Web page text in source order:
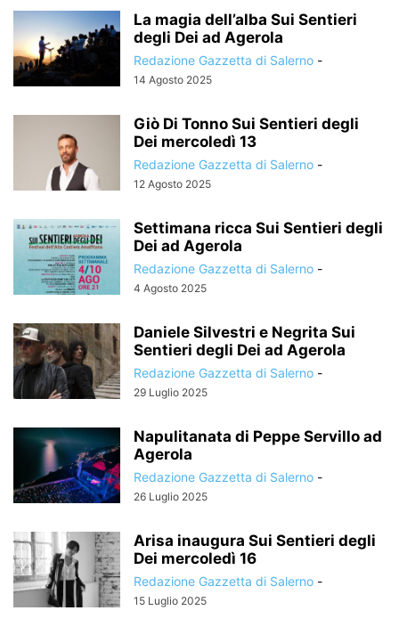
La magia dell’alba Sui Sentieri
degli Dei ad Agerola
Redazione Gazzetta di Salerno -
14 Agosto 2025
Giò Di Tonno Sui Sentieri degli
Dei mercoledì 13
Redazione Gazzetta di Salerno -
12 Agosto 2025
Settimana ricca Sui Sentieri degli
Dei ad Agerola
Redazione Gazzetta di Salerno -
4 Agosto 2025
Daniele Silvestri e Negrita Sui
Sentieri degli Dei ad Agerola
Redazione Gazzetta di Salerno -
29 Luglio 2025
Napulitanata di Peppe Servillo ad
Agerola
Redazione Gazzetta di Salerno -
26 Luglio 2025
Arisa inaugura Sui Sentieri degli
Dei mercoledì 16
Redazione Gazzetta di Salerno -
15 Luglio 2025